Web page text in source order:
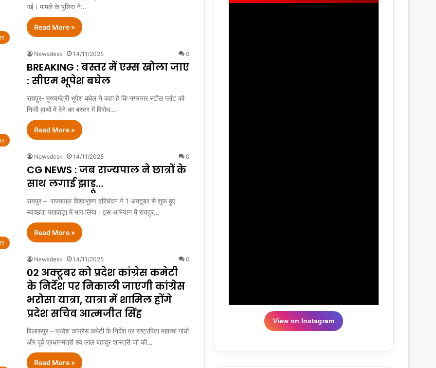
गई। मामले के पुलिस ने…
Read More »
Newsdesk 14/11/2025 0
BREAKING : बस्तर में एम्स खोला जाए
: सीएम भूपेश बघेल
रायपुर- मुख्यमंत्री भूपेश बघेल ने कहा है कि नगरनार स्टील प्लांट को
निजी हाथों में देने का बस्तर में विरोध…
Read More »
Newsdesk 14/11/2025 0
CG NEWS : जब राज्यपाल ने छात्रों के
साथ लगाई झाड़ू…
रायपुर – राज्यपाल विश्वभूषण हरिचंदन ने 1 अक्टूबर से शुरू हुए
स्वच्छता पखवाड़ा में भाग लिया। इस अभियान में रायपुर…
Read More »
Newsdesk 14/11/2025 0
02 अक्टूबर को प्रदेश कांग्रेस कमेटी
के निर्देश पर निकाली जाएगी कांग्रेस
भरोसा यात्रा, यात्रा में शामिल होंगे
प्रदेश सचिव आत्मजीत सिंह
बिलासपुर – प्रदेश कांग्रेस कमेटी के निर्देश पर राष्ट्रपिता महात्मा गांधी
और पूर्व प्रधानमंत्री स्व लाल बहादुर शास्त्री जी की…
Read More »
View on Instagram